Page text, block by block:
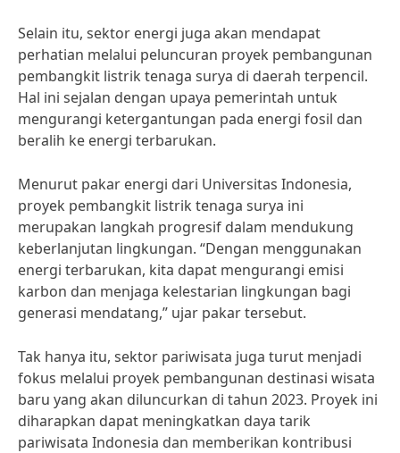
Selain itu, sektor energi juga akan mendapat
perhatian melalui peluncuran proyek pembangunan
pembangkit listrik tenaga surya di daerah terpencil.
Hal ini sejalan dengan upaya pemerintah untuk
mengurangi ketergantungan pada energi fosil dan
beralih ke energi terbarukan.
Menurut pakar energi dari Universitas Indonesia,
proyek pembangkit listrik tenaga surya ini
merupakan langkah progresif dalam mendukung
keberlanjutan lingkungan. “Dengan menggunakan
energi terbarukan, kita dapat mengurangi emisi
karbon dan menjaga kelestarian lingkungan bagi
generasi mendatang,” ujar pakar tersebut.
Tak hanya itu, sektor pariwisata juga turut menjadi
fokus melalui proyek pembangunan destinasi wisata
baru yang akan diluncurkan di tahun 2023. Proyek ini
diharapkan dapat meningkatkan daya tarik
pariwisata Indonesia dan memberikan kontribusi